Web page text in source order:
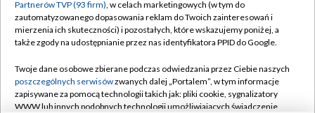
Centrum informacji TVP
Naziemna Telewizja Cyfrowa
Rada Programowa
System NOS
Moje zgody
Pomoc
Kontakt
Partnerów TVP (93 firm), w celach marketingowych (w tym do
zautomatyzowanego dopasowania reklam do Twoich zainteresowań i
mierzenia ich skuteczności) i pozostałych, które wskazujemy poniżej, a
także zgody na udostępnianie przez nas identyfikatora PPID do Google.
Twoje dane osobowe zbierane podczas odwiedzania przez Ciebie naszych
poszczególnych serwisówzwanych dalej „Portalem”, w tym informacje
zapisywane za pomocą technologii takich jak: pliki cookie, sygnalizatory
WWW lub innych podobnych technologii umożliwiających świadczenie